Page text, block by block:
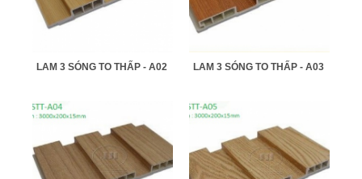
LAM 3 SÓNG TO THẤP - A02 LAM 3 SÓNG TO THẤP - A03